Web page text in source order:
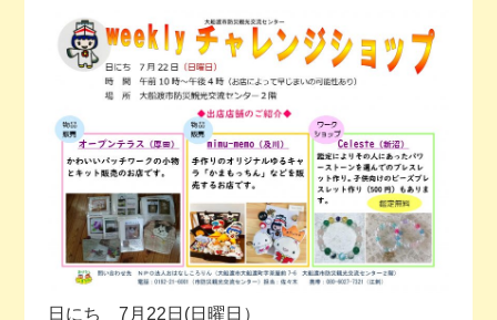
動画配信
今月の予定
活動場所のご案内
ファンクラブのご案内
お問い合わせ
日にち 7月22日(日曜日）